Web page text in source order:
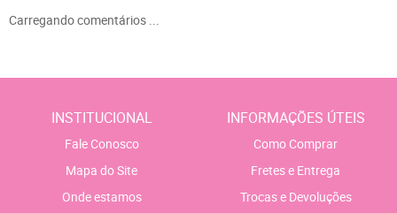
Carregando comentários ...
INSTITUCIONAL
Fale Conosco
Mapa do Site
Onde estamos
INFORMAÇÕES ÚTEIS
Como Comprar
Fretes e Entrega
Trocas e Devoluções